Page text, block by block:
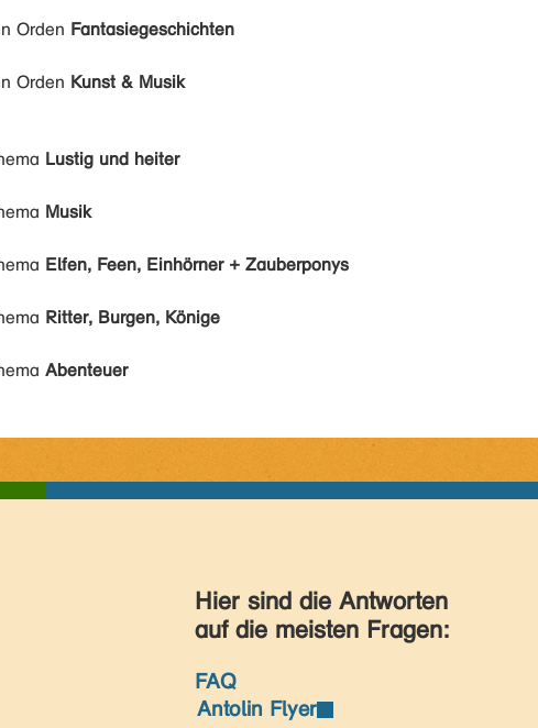
Orden Fantasiegeschichten
Orden Kunst & Musik
Lustig und heiter
Musik
Elfen, Feen, Einhörner + Zauberponys
Ritter, Burgen, Könige
Abenteuer